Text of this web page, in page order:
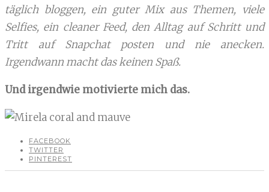
täglich bloggen, ein guter Mix aus Themen, viele
Selfies, ein cleaner Feed, den Alltag auf Schritt und
Tritt auf Snapchat posten und nie anecken.
Irgendwann macht das keinen Spaß.
Und irgendwie motivierte mich das.
FACEBOOK
TWITTER
PINTEREST